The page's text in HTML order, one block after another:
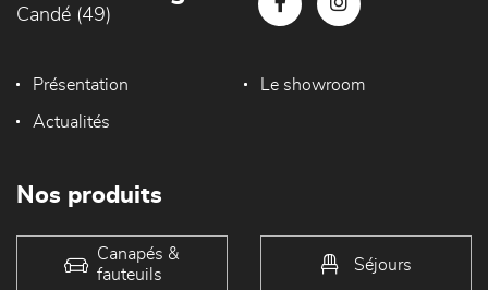
Candé (49)
Présentation Le showroom
Actualités
Nos produits
Canapés &
fauteuils
Séjours